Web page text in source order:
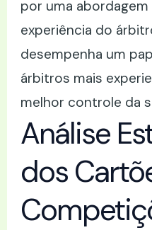
por uma abordagem
experiência do
desempenha um
árbitros mais
melhor controle da
Análise
dos